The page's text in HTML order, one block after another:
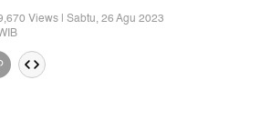
Views | Sabtu, 26 Agu 2023